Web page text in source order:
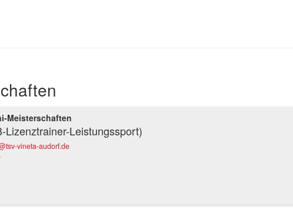
Meisterschaften
Lizenztrainer-Leistungssport)
vineta-audorf.de